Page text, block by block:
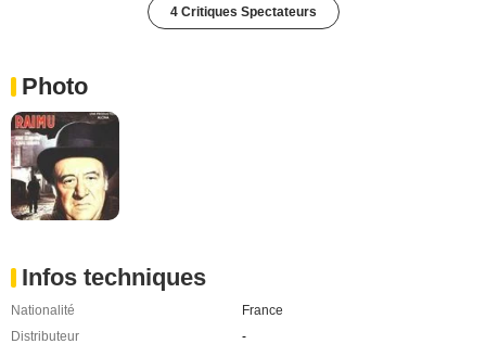
4 Critiques Spectateurs
Photo
Infos techniques
Nationalité
France
Distributeur
-